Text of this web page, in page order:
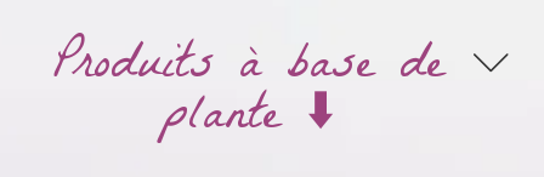
Produits à base de
plante ⬇️